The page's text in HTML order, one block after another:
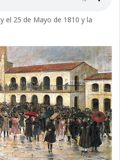
y el 25 de Mayo de 1810 y la